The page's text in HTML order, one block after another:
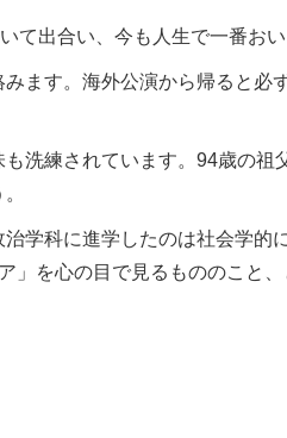
出合い、今も人生で一番おい
す。海外公演から帰ると必
洗練されています。94歳の祖
学科に進学したのは社会学的
を心の目で見るもののこと